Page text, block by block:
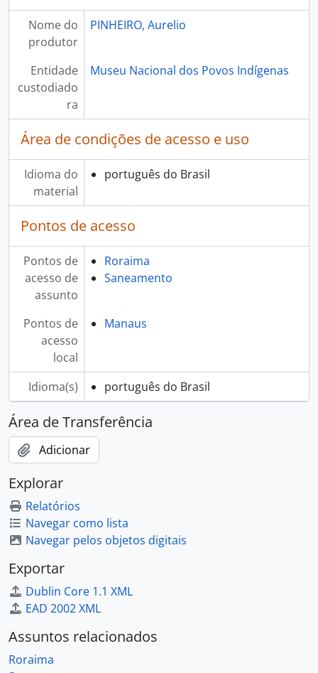
Nome do
produtor
PINHEIRO, Aurelio
Entidade
custodiado
ra
Museu Nacional dos Povos Indígenas
Área de condições de acesso e uso
Idioma do
material
português do Brasil
Pontos de acesso
Pontos de
acesso de
assunto
Roraima
Saneamento
Pontos de
acesso
local
Manaus
Idioma(s) português do Brasil
Área de Transferência
Adicionar
Explorar
Relatórios
Navegar como lista
Navegar pelos objetos digitais
Exportar
Dublin Core 1.1 XML
EAD 2002 XML
Assuntos relacionados
Roraima